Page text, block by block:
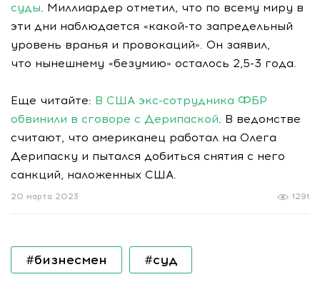
суды. Миллиардер отметил, что по всему миру в
эти дни наблюдается «какой-то запредельный
уровень вранья и провокаций». Он заявил,
что нынешнему «безумию» осталось 2,5-3 года.
Еще читайте: В США экс-сотрудника ФБР
обвинили в сговоре с Дерипаской. В ведомстве
считают, что американец работал на Олега
Дерипаску и пытался добиться снятия с него
санкций, наложенных США.
1291
20 марта 2023
#бизнесмен #суд